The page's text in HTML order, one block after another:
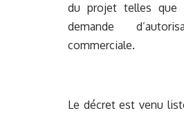
du projet telles que
demande
commerciale.
Le décret est venu